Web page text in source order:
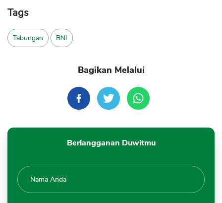
Tags
Tabungan BNI
Bagikan Melalui
Berlangganan Duwitmu